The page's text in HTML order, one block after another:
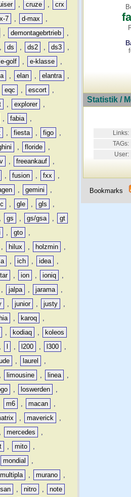
, cruze ,
crx
7 , d-max
,
, demontagebrtrieb
,
, ds , ds2 , ds3
,
e-golf , e-klasse
,
, elan , elantra
,
eqc , escort
,
, explorer
,
, fabia
,
, fiesta , figo
,
, floride
,
, freeankauf
,
, fusion , fxx
,
, gemini
,
, gle , gls
,
, gs , gs/gsa ,
gt
, gto
,
, hilux , holzmin
,
, ich , idea
,
, ion , ioniq
,
, jalpa , jarama
,
, junior , justy
,
, karoq
,
, kodiaq ,
koleos
, , l200 , l300
,
, laurel
,
, limousine , linea
,
, loswerden
,
m6 , macan
,
, maverick
,
, mercedes
,
, mito
,
mondial
,
multipla , murano
,
, nitro ,
note
Statistik /
Links:
TAGs:
User:
Bookmarks